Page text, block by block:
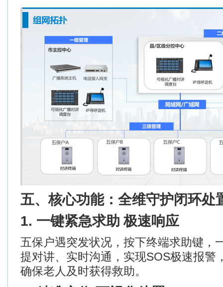
五、核心功能：全维守护闭环处
1. 一键紧急求助 极速响应
五保户遇突发状况，按下终端求助键，
提对讲、实时沟通，实现SOS极速报警
确保老人及时获得救助。